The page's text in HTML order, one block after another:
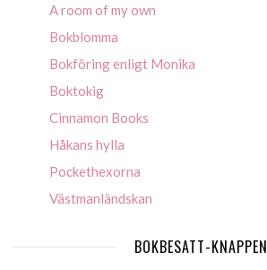
A room of my own
Bokblomma
Bokföring enligt Monika
Boktokig
Cinnamon Books
Håkans hylla
Pockethexorna
Västmanländskan
BOKBESATT-KNAPPEN